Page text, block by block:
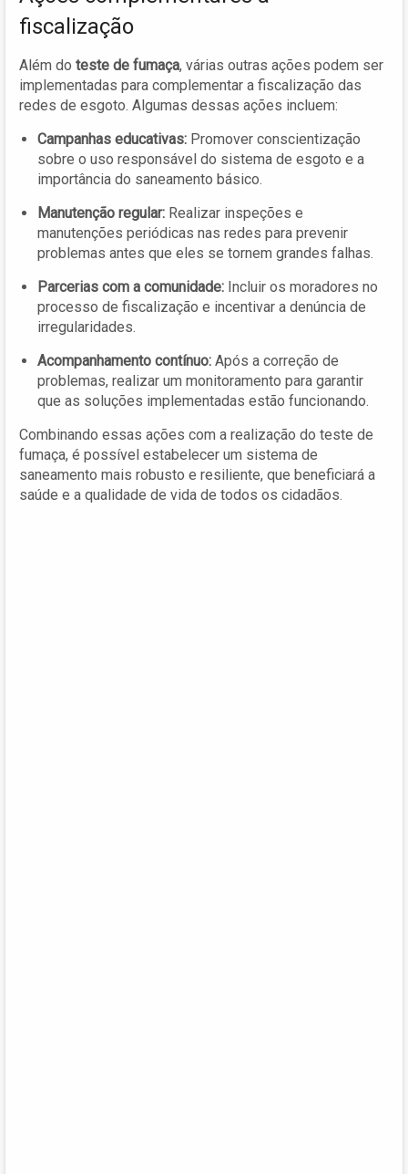
fiscalização
Além do teste de fumaça, várias outras ações podem ser
implementadas para complementar a fiscalização das
redes de esgoto. Algumas dessas ações incluem:
Campanhas educativas: Promover conscientização
sobre o uso responsável do sistema de esgoto e a
importância do saneamento básico.
Manutenção regular: Realizar inspeções e
manutenções periódicas nas redes para prevenir
problemas antes que eles se tornem grandes falhas.
Parcerias com a comunidade: Incluir os moradores no
processo de fiscalização e incentivar a denúncia de
irregularidades.
Acompanhamento contínuo: Após a correção de
problemas, realizar um monitoramento para garantir
que as soluções implementadas estão funcionando.
Combinando essas ações com a realização do teste de
fumaça, é possível estabelecer um sistema de
saneamento mais robusto e resiliente, que beneficiará a
saúde e a qualidade de vida de todos os cidadãos.